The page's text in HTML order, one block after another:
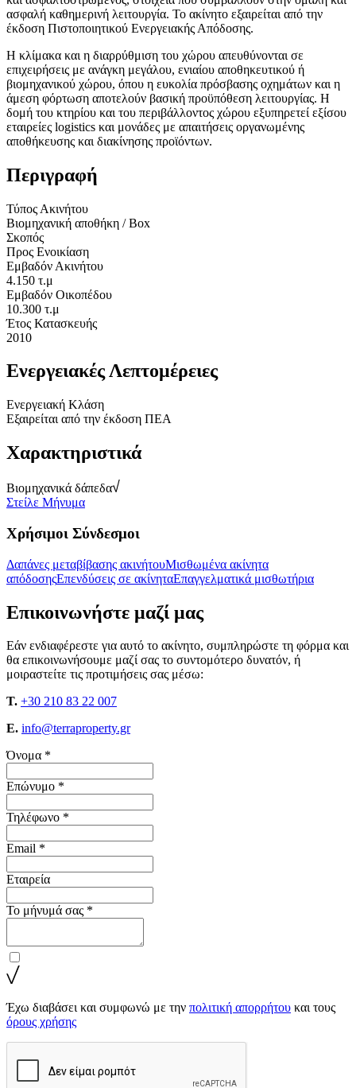
ασφαλή καθημερινή λειτουργία. Το ακίνητο εξαιρείται από την
έκδοση Πιστοποιητικού Ενεργειακής Απόδοσης.
Η κλίμακα και η διαρρύθμιση του χώρου απευθύνονται σε
επιχειρήσεις με ανάγκη μεγάλου, ενιαίου αποθηκευτικού ή
βιομηχανικού χώρου, όπου η ευκολία πρόσβασης οχημάτων και η
άμεση φόρτωση αποτελούν βασική προϋπόθεση λειτουργίας. Η
δομή του κτηρίου και του περιβάλλοντος χώρου εξυπηρετεί εξίσου
εταιρείες logistics και μονάδες με απαιτήσεις οργανωμένης
αποθήκευσης και διακίνησης προϊόντων.
Περιγραφή
Τύπος Ακινήτου
Βιομηχανική αποθήκη / Box
Σκοπός
Προς Ενοικίαση
Εμβαδόν Ακινήτου
4.150 τ.μ
Εμβαδόν Οικοπέδου
10.300 τ.μ
Έτος Κατασκευής
2010
Ενεργειακές Λεπτομέρειες
Ενεργειακή Κλάση
Εξαιρείται από την έκδοση ΠΕΑ
Χαρακτηριστικά
Βιομηχανικά δάπεδα
Στείλε Μήνυμα
Χρήσιμοι Σύνδεσμοι
Δαπάνες μεταβίβασης ακινήτουΜισθωμένα ακίνητα
απόδοσηςΕπενδύσεις σε ακίνηταΕπαγγελματικά μισθωτήρια
Επικοινωνήστε μαζί μας
Εάν ενδιαφέρεστε για αυτό το ακίνητο, συμπληρώστε τη φόρμα και
θα επικοινωνήσουμε μαζί σας το συντομότερο δυνατόν, ή
μοιραστείτε τις προτιμήσεις σας μέσω:
T. +30 210 83 22 007
E. info@terraproperty.gr
Όνομα *
Επώνυμο *
Τηλέφωνο *
Email *
Εταιρεία
Το μήνυμά σας *
Έχω διαβάσει και συμφωνώ με την πολιτική απορρήτου και τους
όρους χρήσης